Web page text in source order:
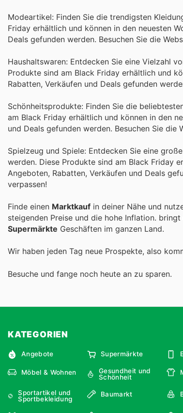
Modeartikel: Finden Sie die trendigsten
Friday erhältlich und können in den neuesten
Deals gefunden werden. Besuchen Sie die
Haushaltswaren: Entdecken Sie eine Vielzahl
Produkte sind am Black Friday erhältlich und
Rabatten, Verkäufen und Deals gefunden
Schönheitsprodukte: Finden Sie die
am Black Friday erhältlich und können in den
und Deals gefunden werden. Besuchen Sie
Spielzeug und Spiele: Entdecken Sie eine
werden. Diese Produkte sind am Black Friday
Angeboten, Rabatten, Verkäufen und Deals
verpassen!
Finde einen Marktkauf in deiner Nähe und
steigenden Preise und die hohe Inflation. bringt
Supermärkte Geschäften im ganzen Land.
Wir haben jeden Tag neue Prospekte, also
Besuche und fange noch heute an zu sparen.
KATEGORIEN
Angebote Supermärkte
Möbel & Wohnen
Gesundheit und
Schönheit
Sportartikel und
Sportbekleidung
Baumarkt